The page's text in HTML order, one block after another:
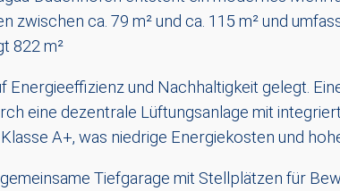
zwischen ca. 79 m² und ca. 115 m² und
822 m²
Energieeffizienz und Nachhaltigkeit gelegt.
eine dezentrale Lüftungsanlage mit
A+, was niedrige Energiekosten und
Tiefgarage mit Stellplätzen für